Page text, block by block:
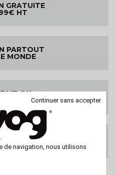
GRATUITE
HT
PARTOUT
MONDE
OU
100%
Continuer sans accepter
de navigation, nous utilisons